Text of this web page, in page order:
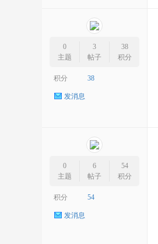
0
主题
3
帖子
38
积分
积分 38
发消息
0
主题
6
帖子
54
积分
积分 54
发消息